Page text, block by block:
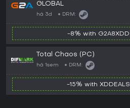
GLOBAL
há 3d DRM:
-8% with G2A8XDD
Total Chaos (PC)
há 1sem DRM:
-15% with XDDEALS